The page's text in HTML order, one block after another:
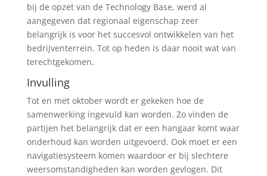
bij de opzet van de Technology Base, werd al
aangegeven dat regionaal eigenschap zeer
belangrijk is voor het succesvol ontwikkelen van het
bedrijventerrein. Tot op heden is daar nooit wat van
terechtgekomen.
Invulling
Tot en met oktober wordt er gekeken hoe de
samenwerking ingevuld kan worden. Zo vinden de
partijen het belangrijk dat er een hangaar komt waar
onderhoud kan worden uitgevoerd. Ook moet er een
navigatiesysteem komen waardoor er bij slechtere
weersomstandigheden kan worden gevlogen. Dit